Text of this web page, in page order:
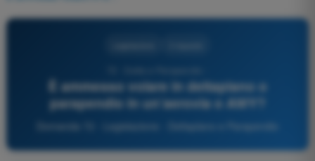
È ammesso volare in deltaplano o
parapendio in un’aerovia o AWY?
Domanda 72 - Legislazione - Deltaplano e Parapendio